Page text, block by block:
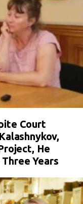
Court
He
Years